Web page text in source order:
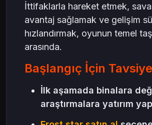
İttifaklarla hareket etmek,
avantaj sağlamak ve gelişim
hızlandırmak, oyunun temel
arasında.
Başlangıç İçin
İlk aşamada binalara
araştırmalara yatırım